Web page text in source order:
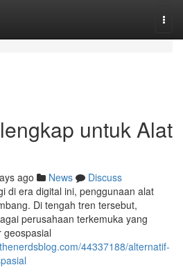
untuk Alat
ago News
Discuss
di era digital ini, penggunaan alat
Di tengah tren tersebut,
perusahaan terkemuka yang
geospasial
44337188/alternatif-